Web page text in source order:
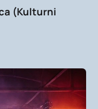
(Kulturni